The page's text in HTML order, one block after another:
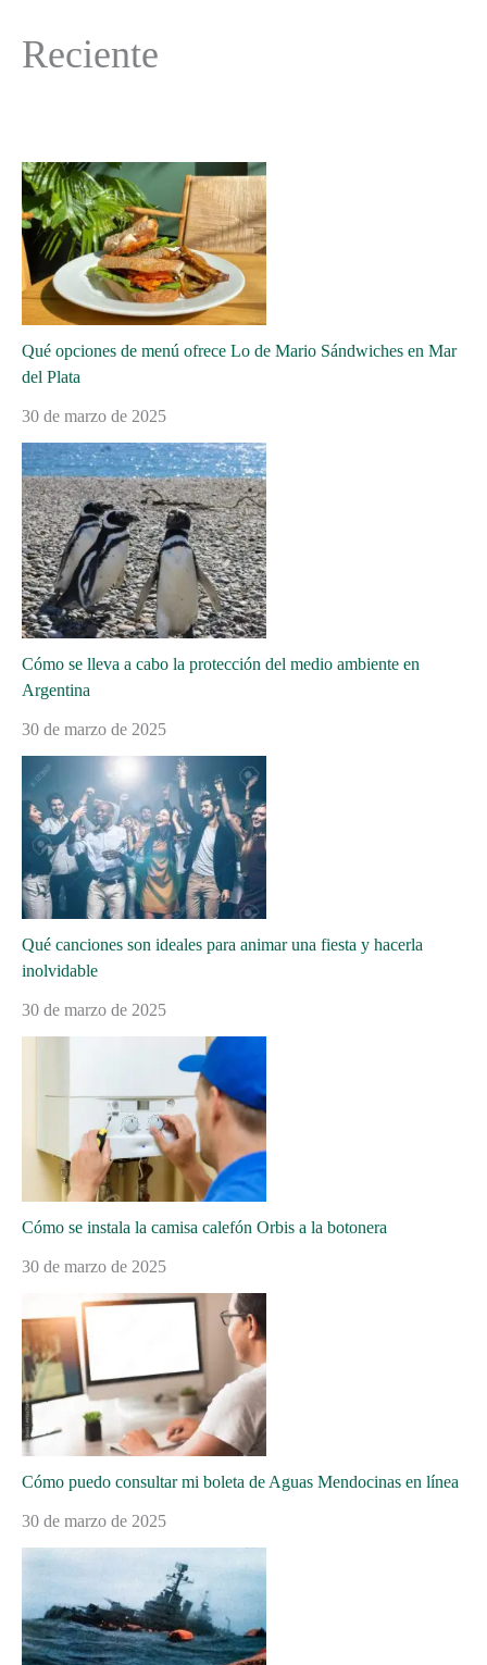
Reciente
Qué opciones de menú ofrece Lo de Mario Sándwiches en Mar
del Plata
30 de marzo de 2025
Cómo se lleva a cabo la protección del medio ambiente en
Argentina
30 de marzo de 2025
Qué canciones son ideales para animar una fiesta y hacerla
inolvidable
30 de marzo de 2025
Cómo se instala la camisa calefón Orbis a la botonera
30 de marzo de 2025
Cómo puedo consultar mi boleta de Aguas Mendocinas en línea
30 de marzo de 2025